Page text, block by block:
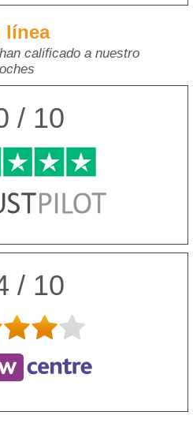
línea
calificado a nuestro
/ 10
/ 10